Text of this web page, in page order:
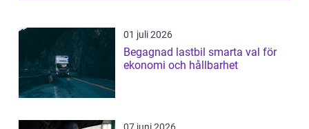
01 juli 2026
Begagnad lastbil smarta val för
ekonomi och hållbarhet